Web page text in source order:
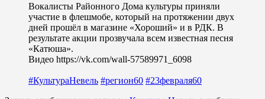
Вокалисты Районного Дома культуры приняли
участие в флешмобе, который на протяжении двух
дней прошёл в магазине «Хороший» и в РДК. В
результате акции прозвучала всем известная песня
«Катюша».
Видео https://vk.com/wall-57589971_6098
#КультураНевель #регион60 #23февраля60